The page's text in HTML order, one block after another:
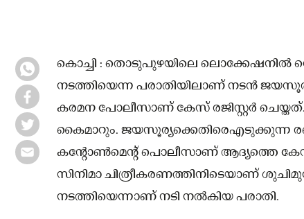
കൊച്ചി : തൊടുപുഴയിലെ ലൊക്കേഷനില്‍
നടത്തിയെന്ന പരാതിയിലാണ് നടന്‍
കരമന പോലീസാണ് കേസ് രജിസ്റ്റര്‍
കൈമാറും. ജയസൂര്യക്കെതിരെഎടുക്കുന്ന
കന്റോണ്‍മെന്റ് പൊലീസാണ് ആദ്യത്തെ കേസ്
സിനിമാ ചിത്രീകരണത്തിനിടെയാണ്
നടത്തിയെന്നാണ് നടി നൽകിയ പരാതി.